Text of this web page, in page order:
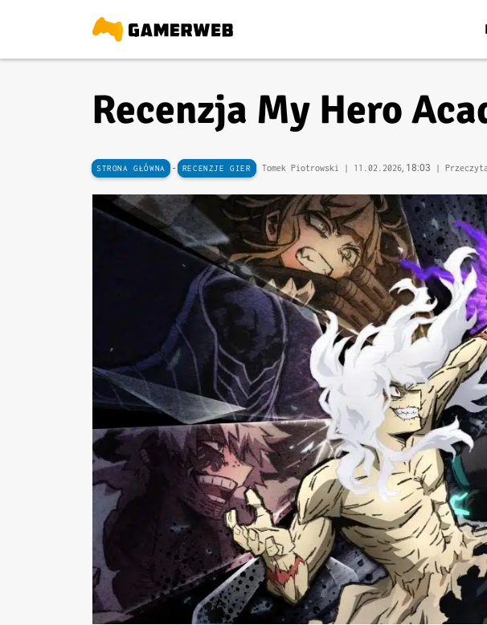
Recenzja My Hero
STRONA GŁÓWNA - RECENZJE GIER Tomek Piotrowski | 11.02.2026, 18:03 |